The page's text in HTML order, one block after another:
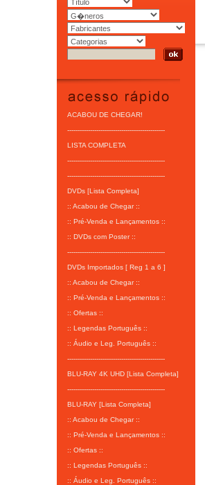
ACABOU DE CHEGAR!
-----------------------------------------------
LISTA COMPLETA
-----------------------------------------------
-----------------------------------------------
DVDs [Lista Completa]
:: Acabou de Chegar ::
:: Pré-Venda e Lançamentos ::
:: DVDs com Poster ::
-----------------------------------------------
DVDs Importados [ Reg 1 a 6 ]
:: Acabou de Chegar ::
:: Pré-Venda e Lançamentos ::
:: Ofertas ::
:: Legendas Português ::
:: Áudio e Leg. Português ::
-----------------------------------------------
BLU-RAY 4K UHD [Lista Completa]
-----------------------------------------------
BLU-RAY [Lista Completa]
:: Acabou de Chegar ::
:: Pré-Venda e Lançamentos ::
:: Ofertas ::
:: Legendas Português ::
:: Áudio e Leg. Português ::